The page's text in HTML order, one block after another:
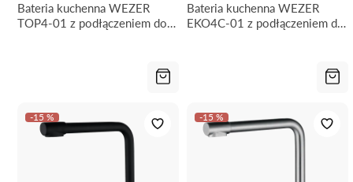
Bateria kuchenna WEZER
TOP4-01 z podłączeniem do
Bateria kuchenna WEZER
EKO4C-01 z podłączeniem do
-15 % -15 %